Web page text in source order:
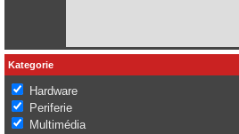
Kategorie
Hardware
Periferie
Multimédia